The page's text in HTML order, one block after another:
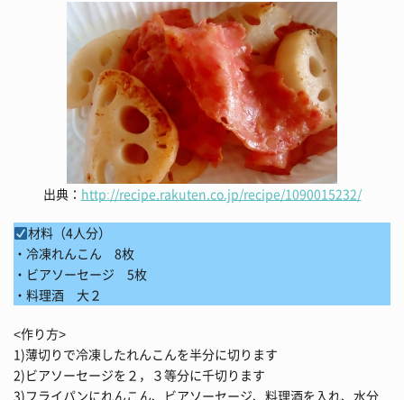
出典： http://recipe.rakuten.co.jp/recipe/1090015232/
材料（4人分）
・冷凍れんこん 8枚
・ビアソーセージ 5枚
・料理酒 大２
<作り方>
1)薄切りで冷凍したれんこんを半分に切ります
2)ビアソーセージを２，３等分に千切ります
3)フライパンにれんこん、ビアソーセージ、料理酒を入れ、水分